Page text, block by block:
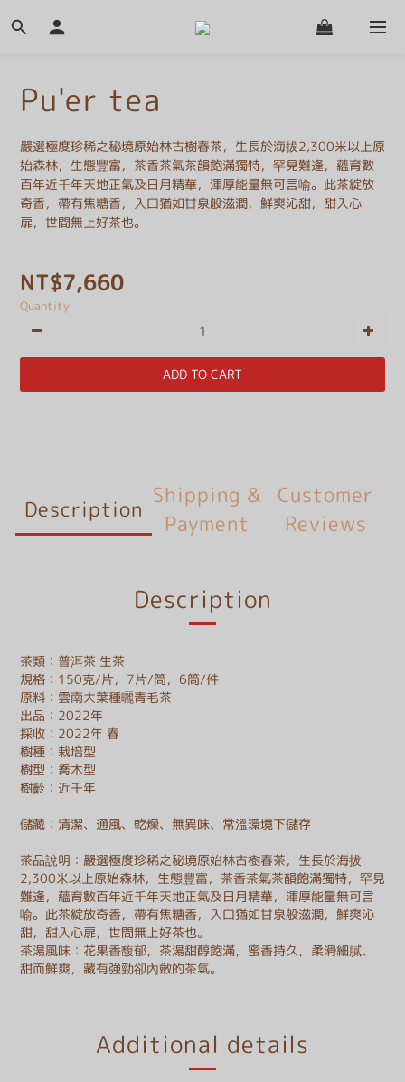
Pu'er tea
嚴選極度珍稀之秘境原始林古樹春茶，生長於海拔2,300米以上原
始森林，生態豐富，茶香茶氣茶韻飽滿獨特，罕見難逢，蘊育數
百年近千年天地正氣及日月精華，渾厚能量無可言喻。此茶綻放
奇香，帶有焦糖香，入口猶如甘泉般滋潤，鮮爽沁甜，甜入心
扉，世間無上好茶也。
NT$7,660
Quantity
ADD TO CART
Description
Shipping &
Payment
Customer
Reviews
Description
茶類：普洱茶 生茶
規格：150克/片，7片/筒，6筒/件
原料：雲南大葉種曬青毛茶
出品：2022年
採收：2022年 春
樹種：栽培型
樹型：喬木型
樹齡：近千年
儲藏：清潔、通風、乾燥、無異味、常溫環境下儲存
茶品說明：嚴選極度珍稀之秘境原始林古樹春茶，生長於海拔
2,300米以上原始森林，生態豐富，茶香茶氣茶韻飽滿獨特，罕見
難逢，蘊育數百年近千年天地正氣及日月精華，渾厚能量無可言
喻。此茶綻放奇香，帶有焦糖香，入口猶如甘泉般滋潤，鮮爽沁
甜，甜入心扉，世間無上好茶也。
茶湯風味：花果香馥郁，茶湯甜醇飽滿，蜜香持久，柔滑細膩、
甜而鮮爽，藏有強勁卻內斂的茶氣。
Additional details